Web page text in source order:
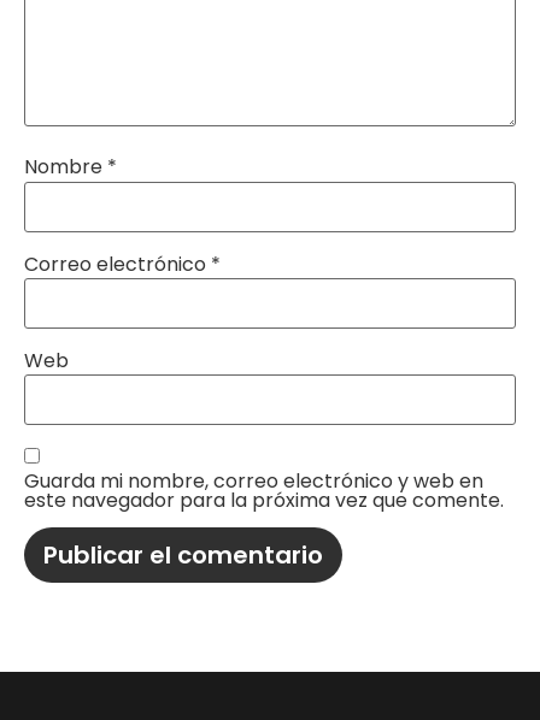
Nombre *
Correo electrónico *
Web
Guarda mi nombre, correo electrónico y web en
este navegador para la próxima vez que comente.